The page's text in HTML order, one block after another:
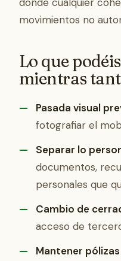
movimientos no
Lo que
mientras
Pasada visual
fotografiar el
Separar lo
documentos,
personales que
Cambio de
acceso de
Mantener